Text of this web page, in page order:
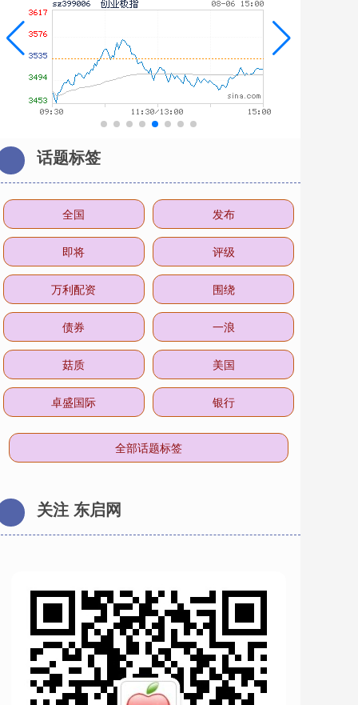
话题标签
全国 发布
即将 评级
万利配资 围绕
债券 一浪
菇质 美国
卓盛国际 银行
全部话题标签
关注 东启网